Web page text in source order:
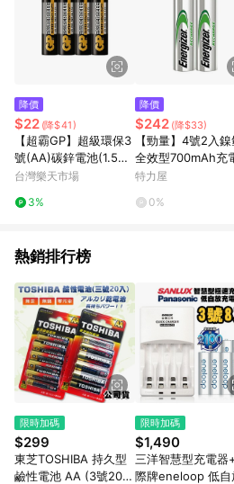
由網頁版(電腦版/手機版網頁)切換為App
無法進行 LINE POINTS 回饋。 (5) LINE 購物為購物資訊整合性
平台，商品資料更新會有時間差，如顯示
位、贈品與台灣樂天市場銷售網頁不符，
(6) 導購訂單已逾 365 天，根據台灣樂天
點數回饋或點數回饋有爭議，台灣樂天市
追訴之權利，活動詳情以樂天市場網站公
降價
$22 (降$41)
【超霸GP】超級環保3
號(AA)碳鋅電池(1.5V
電池)
台灣樂天市場
3%
降價
$242 (降$33)
【勁量】4號2入
全效型700mAh充
池
特力屋
0%
熱銷排行榜
限時加碼
$299
東芝TOSHIBA 持久型
鹼性電池 AA (3號20顆
限時加碼
$1,490
三洋智慧型充電器
際牌eneloop 低自